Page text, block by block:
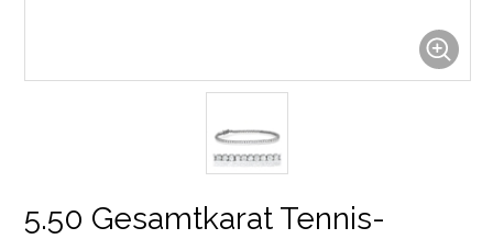
5.50 Gesamtkarat Tennis-